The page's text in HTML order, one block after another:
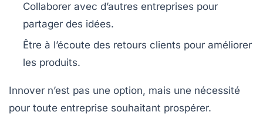
Collaborer avec d’autres entreprises pour
partager des idées.
Être à l’écoute des retours clients pour améliorer
les produits.
Innover n’est pas une option, mais une nécessité
pour toute entreprise souhaitant prospérer.